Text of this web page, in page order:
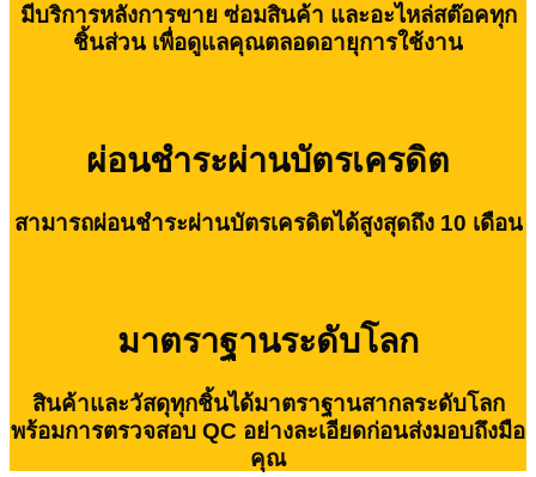
มีบริการหลังการขาย ซ่อมสินค้า และอะไหล่สต๊อคทุก
ชิ้นส่วน เพื่อดูแลคุณตลอดอายุการใช้งาน
ผ่อนชำระผ่านบัตรเครดิต
สามารถผ่อนชำระผ่านบัตรเครดิตได้สูงสุดถึง 10 เดือน
มาตราฐานระดับโลก
สินค้าและวัสดุทุกชิ้นได้มาตราฐานสากลระดับโลก
พร้อมการตรวจสอบ QC อย่างละเอียดก่อนส่งมอบถึงมือ
คุณ